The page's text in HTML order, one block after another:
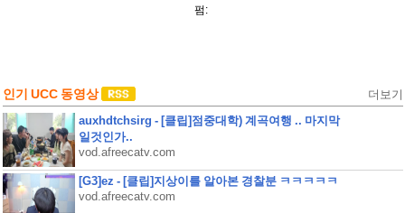
펌:
인기 UCC 동영상 더보기
auxhdtchsirg - [클립]점중대학) 계곡여행 .. 마지막
일것인가..
vod.afreecatv.com
[G3]ez - [클립]지상이를 알아본 경찰분 ㅋㅋㅋㅋㅋ
vod.afreecatv.com